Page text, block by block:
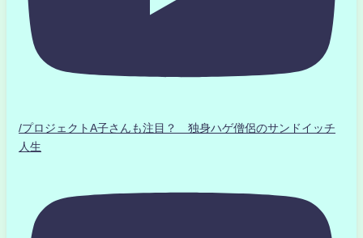
/プロジェクトA子さんも注目？ 独身ハゲ僧侶のサンドイッチ
人生